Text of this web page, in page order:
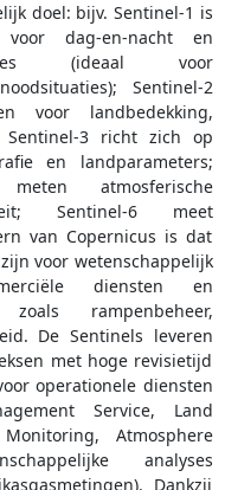
doel: bijv. Sentinel-1 is
dag-en-nacht en
(ideaal voor
Sentinel-2
voor landbedekking,
Sentinel-3 richt zich op
en landparameters;
atmosferische
Sentinel-6 meet
van Copernicus is dat
voor wetenschappelijk
diensten en
zoals rampenbeheer,
De Sentinels leveren
met hoge revisietijd
operationele diensten
Service, Land
Atmosphere
analyses
Dankzij